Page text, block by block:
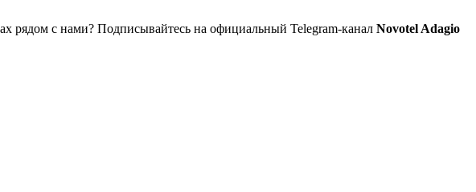
рядом с нами? Подписывайтесь на официальный Telegram-канал Novotel Adagio